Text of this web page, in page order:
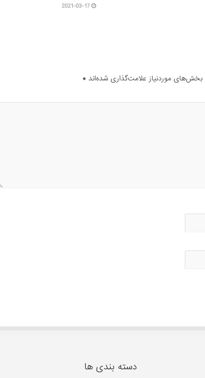
2021-03-17
بخش‌های موردنیاز علامت‌گذاری شده‌اند *
دسته بندی ها